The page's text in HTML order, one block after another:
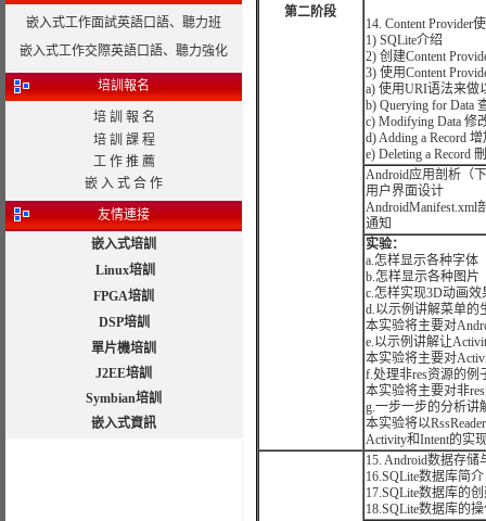
嵌入式工作面試英語口語、聽力班
嵌入式工作交際英語口語、聽力強化
培訓報名
培 訓 報 名
培 訓 課 程
工 作 推 薦
嵌 入 式 合 作
友情連接
嵌入式培訓
Linux培訓
FPGA培訓
DSP培訓
單片機培訓
J2EE培訓
Symbian培訓
嵌入式資訊
第二阶段
14. Content Provider
1) SQLite介绍
2) 创建Content
3) 使用Content
a) 使用URI语法来做
b) Querying for Data
c) Modifying Data 修
d) Adding a Record
e) Deleting a Record
Android应用剖析（
用户界面设计
AndroidManifest.xml
通知
实验：
a.怎样显示各种字体
b.怎样显示各种图片
c.怎样实现3D动画效
d.以示例讲解菜单的
本实验将主要对
e.以示例讲解让
本实验将主要对
f.处理非res资源的例
本实验将主要对非
g.一步一步的分析讲
本实验将以
Activity和Intent的实
15. Android数据存
16.SQLite数据库简介
17.SQLite数据库的
18.SQLite数据库的